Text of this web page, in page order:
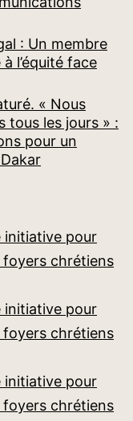
: Un membre
l’équité face
« Nous
tous les jours » :
pour un
initiative pour
foyers chrétiens
initiative pour
foyers chrétiens
initiative pour
foyers chrétiens